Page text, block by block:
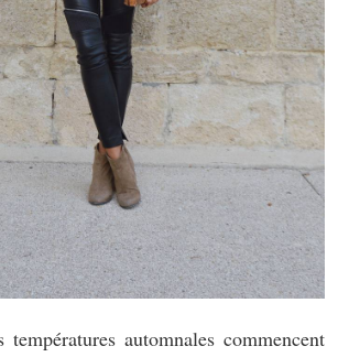
automnales commencent